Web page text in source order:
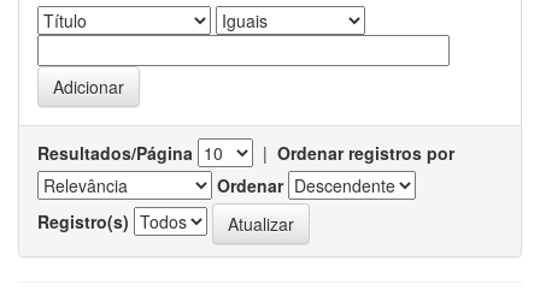
Resultados/Página | Ordenar registros por
Ordenar
Registro(s)